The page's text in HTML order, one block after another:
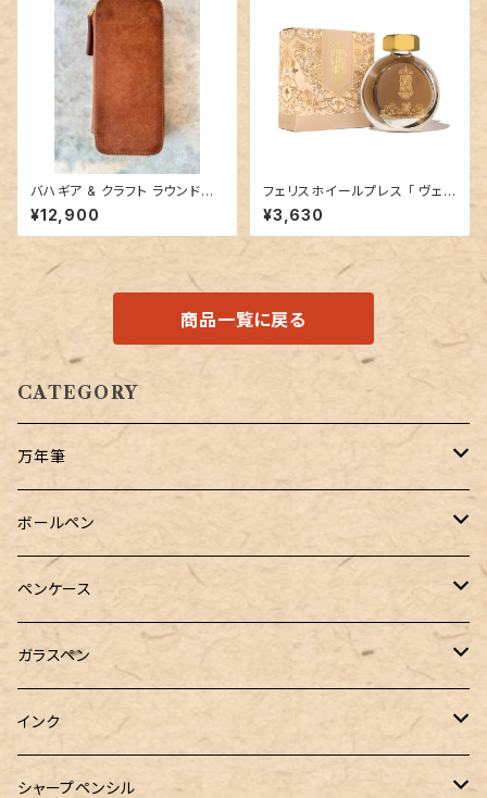
バハギア & クラフト ラウンドジ
ップペンケース (プエブロ革 シ
エナ)
¥12,900
フェリスホイールプレス 「 ヴェ
ールオブシャンティリー (HAPPI
LY EVER AFTER COLLECTI
ON）」／38mlインク／ラメ入り
¥3,630
商品一覧に戻る
CATEGORY
万年筆
Pelikan（ペリカン）
PILOT（パイロット）
万年筆用コンバーター
SAILOR（セーラー）
PLATINUM（プラチナ）
BENU（ベヌー）
ボールペン
オリジナルボールペン
Pelikan（ペリカン）
マルチペン
PILOT（パイロット）
SAILOR（セーラー）
ペンケース
バハギア & クラフト
ラウンドジップペンケース
ロールペンケース
&Liebe(アンドリーベ)
シーカンパニー
ガラスペン
工芸装置
ペンネジューク オリジナル（予約品）
書籍
インク
オリジナルインク
シャープペンシル